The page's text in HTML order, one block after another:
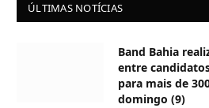
ÚLTIMAS NOTÍCIAS
Band Bahia
entre
para mais de
domingo (9)